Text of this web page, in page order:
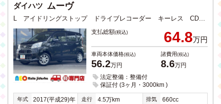
ダイハツ ムーヴ
支払総額(税込) 64.8万円
車両本体価格(税込)
56.2万円
諸費用(税込)
8.6万円
法定整備：整備付
保証付 (3ヶ月・3000km )
年式 2017(平成29)年 走行 4.5万km 排気 660cc